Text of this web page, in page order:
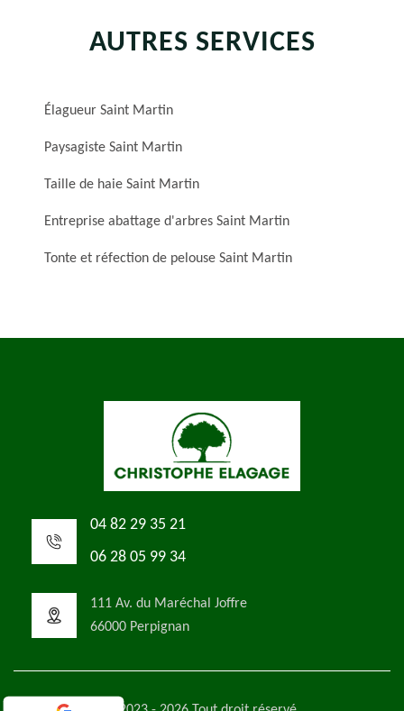
AUTRES SERVICES
Élagueur Saint Martin
Paysagiste Saint Martin
Taille de haie Saint Martin
Entreprise abattage d'arbres Saint Martin
Tonte et réfection de pelouse Saint Martin
04 82 29 35 21
06 28 05 99 34
111 Av. du Maréchal Joffre
66000 Perpignan